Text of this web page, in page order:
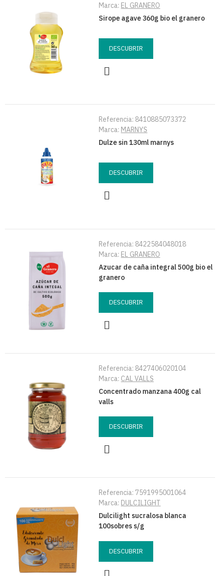
Marca: EL GRANERO
Sirope agave 360g bio el granero
DESCUBRIR
Referencia: 8410885073372
Marca: MARNYS
Dulze sin 130ml marnys
DESCUBRIR
Referencia: 8422584048018
Marca: EL GRANERO
Azucar de caña integral 500g bio el
granero
DESCUBRIR
Referencia: 8427406020104
Marca: CAL VALLS
Concentrado manzana 400g cal
valls
DESCUBRIR
Referencia: 7591995001064
Marca: DULCILIGHT
Dulcilight sucralosa blanca
100sobres s/g
DESCUBRIR